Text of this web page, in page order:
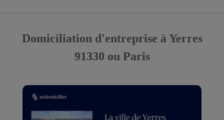
Domiciliation d'entreprise à Yerres
91330 ou Paris